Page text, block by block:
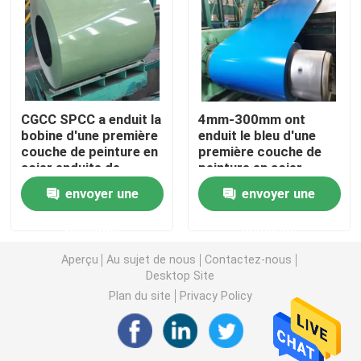
Bobine en acier de GI
Tuyau d'acier de solides solubles
Barre ronde d'acier inoxydable
Bande d'acier inoxydable
La Manche d'acier inoxydable
Bobine d'acier au carbone
CGCC SPCC a enduit la
bobine d'une première
couche de peinture en
acier enduite de
couleur, DX51D Z a
enduit la bobine d'une
première couche de
envoyer une
4mm-300mm ont
enduit le bleu d'une
première couche de
peinture en acier
galvanisé d'immersion
chaude des bobines
TISCO
envoyer une
Aperçu Au sujet de nous
Contactez-nous
Desktop Site
Plan du site
Privacy Policy